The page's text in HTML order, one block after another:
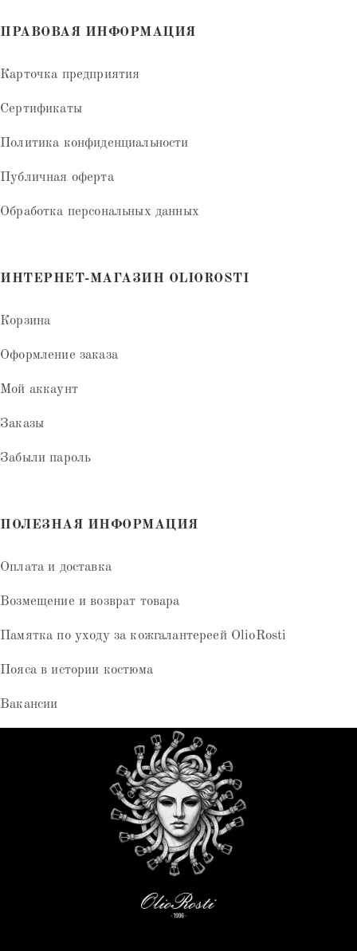
ПРАВОВАЯ ИНФОРМАЦИЯ
Карточка предприятия
Сертификаты
Политика конфиденциальности
Публичная оферта
Обработка персональных данных
ИНТЕРНЕТ-МАГАЗИН OLIOROSTI
Корзина
Оформление заказа
Мой аккаунт
Заказы
Забыли пароль
ПОЛЕЗНАЯ ИНФОРМАЦИЯ
Оплата и доставка
Возмещение и возврат товара
Памятка по уходу за кожгалантереей OlioRosti
Пояса в истории костюма
Вакансии